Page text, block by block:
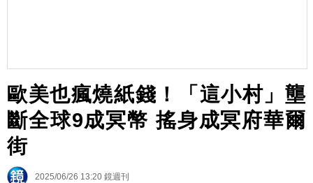
歐美也瘋燒紙錢！「這小村」壟
斷全球9成冥幣 搖身成冥府華爾
街
2025/06/26 13:20 鏡週刊